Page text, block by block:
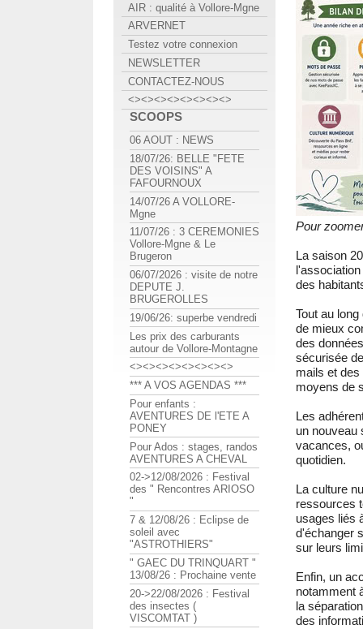
Pour
La saison
des
Tout au
de mieux
des
sécurisée
mails et
moyens de
Les
un nouveau
vacances,
quotidien.
La culture
ressources
usages liés
d'échanger
sur leurs
Enfin, un
notamment
la
des
AIR : qualité à Vollore-Mgne
ARVERNET
Testez votre connexion
NEWSLETTER
CONTACTEZ-NOUS
<><><><><><><><>
SCOOPS
06 AOUT : NEWS
18/07/26: BELLE "FETE
DES VOISINS" A
FAFOURNOUX
14/07/26 A VOLLORE-
Mgne
11/07/26 : 3 CEREMONIES
Vollore-Mgne & Le
Brugeron
06/07/2026 : visite de notre
DEPUTE J.
BRUGEROLLES
19/06/26: superbe vendredi
Les prix des carburants
autour de Vollore-Montagne
<><><><><><><><>
*** A VOS AGENDAS ***
Pour enfants :
AVENTURES DE l'ETE A
PONEY
Pour Ados : stages, randos
AVENTURES A CHEVAL
02->12/08/2026 : Festival
des " Rencontres ARIOSO
"
7 & 12/08/26 : Eclipse de
soleil avec
"ASTROTHIERS"
" GAEC DU TRINQUART "
13/08/26 : Prochaine vente
20->22/08/2026 : Festival
des insectes (
VISCOMTAT )